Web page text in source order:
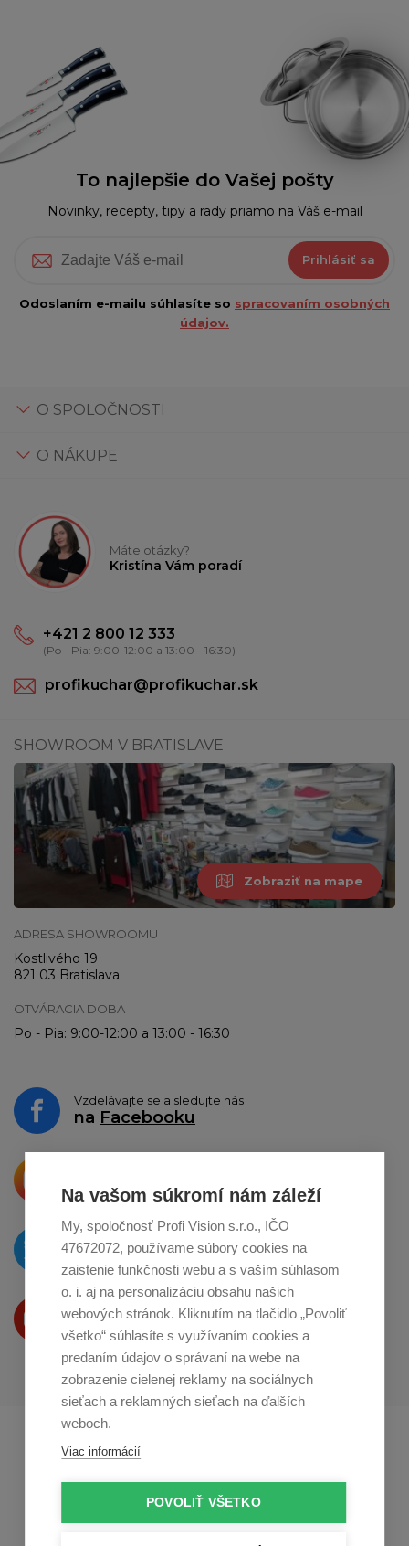
Na vašom súkromí nám záleží
My, spoločnosť Profi Vision s.r.o., IČO
47672072, používame súbory cookies na
zaistenie funkčnosti webu a s vaším súhlasom
o. i. aj na personalizáciu obsahu našich
webových stránok. Kliknutím na tlačidlo „Povoliť
všetko“ súhlasíte s využívaním cookies a
predaním údajov o správaní na webe na
zobrazenie cielenej reklamy na sociálnych
sieťach a reklamných sieťach na ďalších
weboch.
Viac informácií
POVOLIŤ VŠETKO
To najlepšie do Vašej pošty
Novinky, recepty, tipy a rady priamo na Váš e-mail
Prihlásiť sa
Odoslaním e-mailu súhlasíte so spracovaním osobných
údajov.
O SPOLOČNOSTI
O NÁKUPE
Máte otázky?
Kristína Vám poradí
+421 2 800 12 333
(Po - Pia: 9:00-12:00 a 13:00 - 16:30)
profikuchar@profikuchar.sk
SHOWROOM V BRATISLAVE
Zobraziť na mape
ADRESA SHOWROOMU
Kostlivého 19
821 03 Bratislava
OTVÁRACIA DOBA
Po - Pia: 9:00-12:00 a 13:00 - 16:30
Vzdelávajte se a sledujte nás
na Facebooku
o zdieľanie naInstagrame
O novinkách píšeme
naTwitteri
Produkty Vám predstavujeme
na Youtube
Profikuchař.cz